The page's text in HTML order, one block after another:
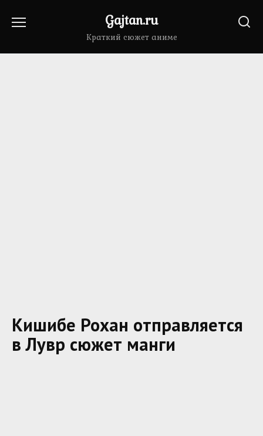
Gajtan.ru
Краткий сюжет аниме
Кишибе Рохан отправляется
в Лувр сюжет манги